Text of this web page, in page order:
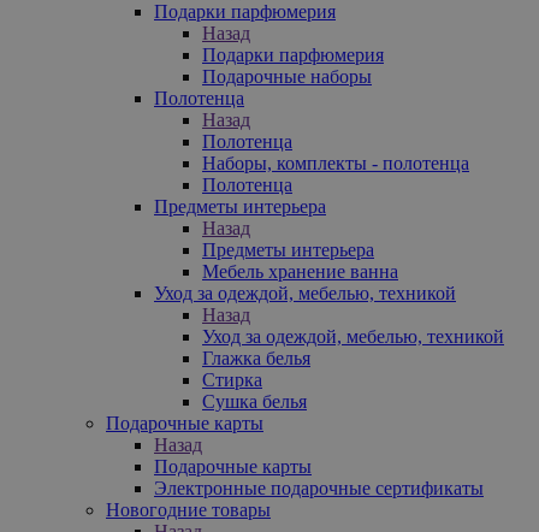
Подарки парфюмерия
Назад
Подарки парфюмерия
Подарочные наборы
Полотенца
Назад
Полотенца
Наборы, комплекты - полотенца
Полотенца
Предметы интерьера
Назад
Предметы интерьера
Мебель хранение ванна
Уход за одеждой, мебелью, техникой
Назад
Уход за одеждой, мебелью, техникой
Глажка белья
Стирка
Сушка белья
Подарочные карты
Назад
Подарочные карты
Электронные подарочные сертификаты
Новогодние товары